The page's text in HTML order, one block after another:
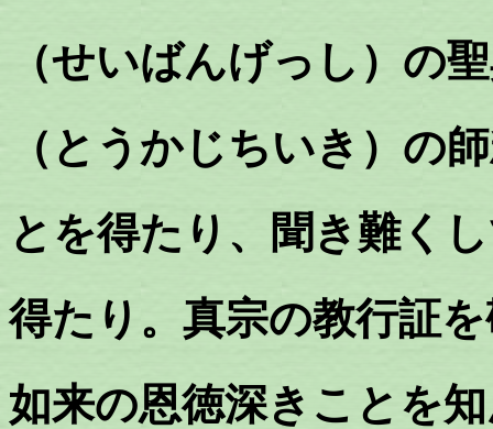
（せいばんげっし）の
（とうかじちいき）の
とを得たり、聞き難く
得たり。真宗の教行証
如来の恩徳深きことを